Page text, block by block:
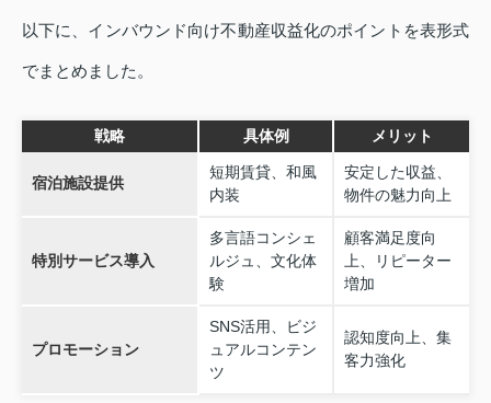
以下に、インバウンド向け不動産収益化のポイントを表形式
でまとめました。
戦略 具体例 メリット
宿泊施設提供
短期賃貸、和風
内装
安定した収益、
物件の魅力向上
特別サービス導入
多言語コンシェ
ルジュ、文化体
験
顧客満足度向
上、リピーター
増加
プロモーション
SNS活用、ビジ
ュアルコンテン
ツ
認知度向上、集
客力強化